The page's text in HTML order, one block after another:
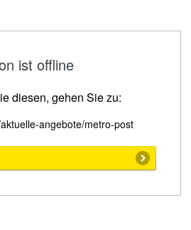
ist offline
diesen, gehen Sie zu:
angebote/metro-post